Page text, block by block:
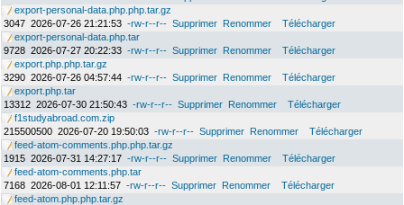
export-personal-data.php.php.tar.gz
3047 2026-07-26 21:21:53 -rw-r--r-- Supprimer Renommer
Télécharger
export-personal-data.php.tar
9728 2026-07-27 20:22:33 -rw-r--r-- Supprimer Renommer
Télécharger
export.php.php.tar.gz
3290 2026-07-26 04:57:44 -rw-r--r-- Supprimer Renommer
Télécharger
export.php.tar
13312 2026-07-30 21:50:43 -rw-r--r-- Supprimer Renommer
Télécharger
f1studyabroad.com.zip
215500500 2026-07-20 19:50:03 -rw-r--r-- Supprimer Renommer
Télécharger
feed-atom-comments.php.php.tar.gz
1915 2026-07-31 14:27:17 -rw-r--r-- Supprimer Renommer
Télécharger
feed-atom-comments.php.tar
7168 2026-08-01 12:11:57 -rw-r--r-- Supprimer Renommer
Télécharger
feed-atom.php.php.tar.gz